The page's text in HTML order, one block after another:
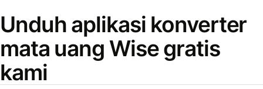
Unduh aplikasi konverter
mata uang Wise gratis
kami